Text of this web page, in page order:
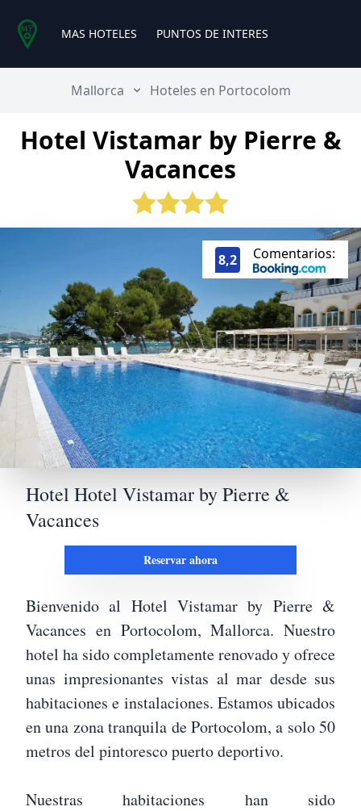
MAS HOTELES PUNTOS DE INTERES
Mallorca Hoteles en Portocolom
Hotel Vistamar by Pierre &
Vacances
8,2 Comentarios:
Hotel Hotel Vistamar by Pierre &
Vacances
Reservar ahora
Bienvenido al Hotel Vistamar by Pierre &
Vacances en Portocolom, Mallorca. Nuestro
hotel ha sido completamente renovado y ofrece
unas impresionantes vistas al mar desde sus
habitaciones e instalaciones. Estamos ubicados
en una zona tranquila de Portocolom, a solo 50
metros del pintoresco puerto deportivo.
Nuestras habitaciones han sido